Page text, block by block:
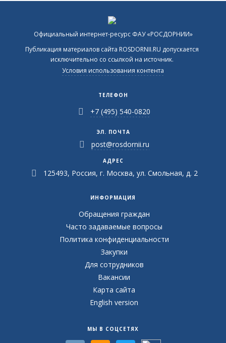
Официальный интернет-ресурс ФАУ «РОСДОРНИИ»
Публикация материалов сайта ROSDORNII.RU допускается
исключительно со ссылкой на источник.
Условия использования контента
ТЕЛЕФОН
+7 (495) 540-0820
ЭЛ. ПОЧТА
post@rosdornii.ru
АДРЕС
125493, Россия, г. Москва, ул. Смольная, д. 2
ИНФОРМАЦИЯ
Обращения граждан
Часто задаваемые вопросы
Политика конфиденциальности
Закупки
Для сотрудников
Вакансии
Карта сайта
English version
МЫ В СОЦСЕТЯХ